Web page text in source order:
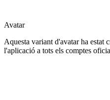
Avatar
Aquesta variant d'avatar ha estat
l'aplicació a tots els comptes